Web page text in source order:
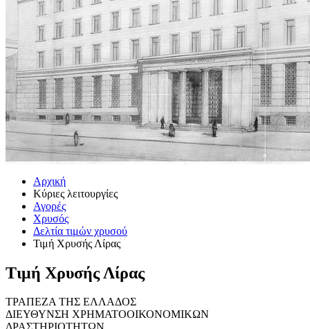
Αρχική
Κύριες λειτουργίες
Αγορές
Χρυσός
Δελτία τιμών χρυσού
Τιμή Χρυσής Λίρας
Τιμή Χρυσής Λίρας
ΤΡΑΠΕΖΑ ΤΗΣ ΕΛΛΑΔΟΣ
ΔΙΕΥΘΥΝΣΗ ΧΡΗΜΑΤΟΟΙΚΟΝΟΜΙΚΩΝ